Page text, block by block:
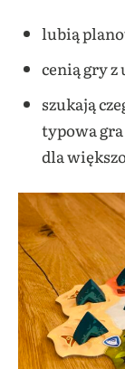
lubią
cenią gry z
szukają
typowa
dla